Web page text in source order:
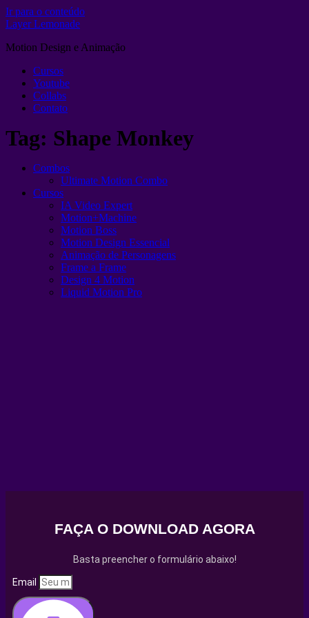
Ir para o conteúdo
Layer Lemonade
Motion Design e Animação
Cursos
Youtube
Collabs
Contato
Tag: Shape Monkey
Combos
Ultimate Motion Combo
Cursos
IA Video Expert
Motion+Machine
Motion Boss
Motion Design Essencial
Animação de Personagens
Frame a Frame
Design 4 Motion
Liquid Motion Pro
FAÇA O DOWNLOAD AGORA
Basta preencher o formulário abaixo!
Email